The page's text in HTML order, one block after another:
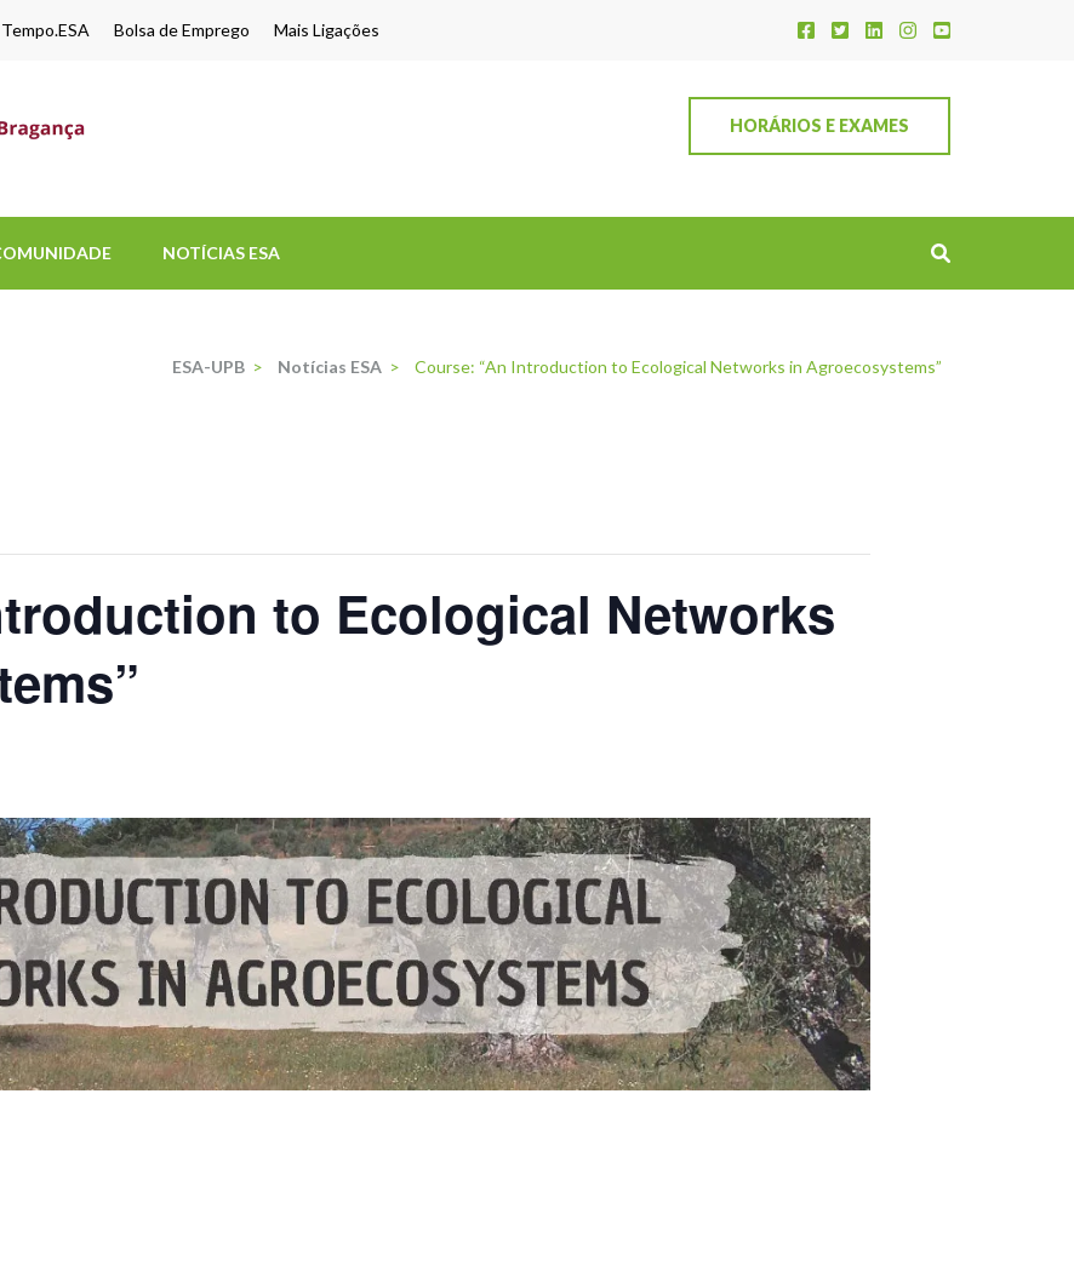
Tempo.ESA Bolsa de Emprego Mais Ligações
HORÁRIOS E EXAMES
NOTÍCIAS ESA
ESA-UPB > Notícias ESA > Course: “An Introduction to Ecological Networks in Agroecosystems”
to Ecological Networks